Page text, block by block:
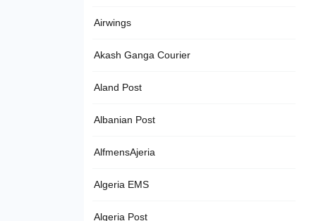
Airwings
Akash Ganga Courier
Aland Post
Albanian Post
AlfmensAjeria
Algeria EMS
Algeria Post